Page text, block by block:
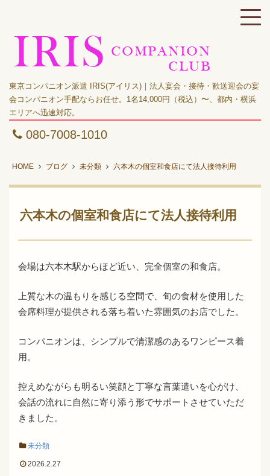
東京コンパニオン派遣 IRIS(アイリス)｜法人宴会・接待・歓送迎会の宴
会コンパニオン手配ならお任せ。1名14,000円（税込）〜、都内・横浜
エリアへ迅速対応。
080-7008-1010
HOME ブログ 未分類 六本木の個室和食店にて法人接待利用
六本木の個室和食店にて法人接待利用
会場は六本木駅からほど近い、完全個室の和食店。
上質な木の温もりを感じる空間で、旬の食材を使用した
会席料理が提供される落ち着いた雰囲気のお店でした。
コンパニオンは、シンプルで清潔感のあるワンピース着
用。
控えめながらも明るい笑顔と丁寧な言葉遣いを心がけ、
会話の流れに自然に寄り添う形でサポートさせていただ
きました。
未分類
2026.2.27